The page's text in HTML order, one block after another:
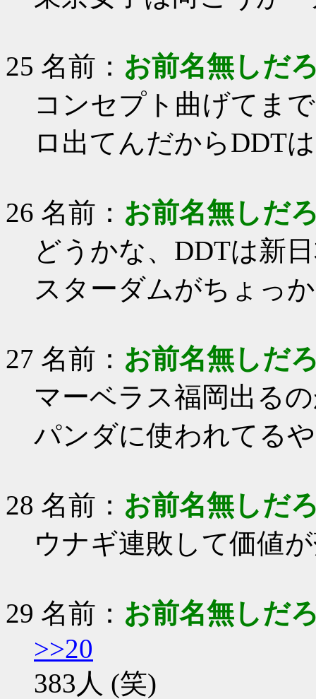
25 名前： お前名無しだ
コンセプト曲げてま
ロ出てんだからDDT
26 名前： お前名無しだ
どうかな、DDTは新
スターダムがちょっ
27 名前： お前名無しだ
マーベラス福岡出る
パンダに使われてる
28 名前： お前名無しだ
ウナギ連敗して価値
29 名前： お前名無しだ
>>20
383人 (笑)